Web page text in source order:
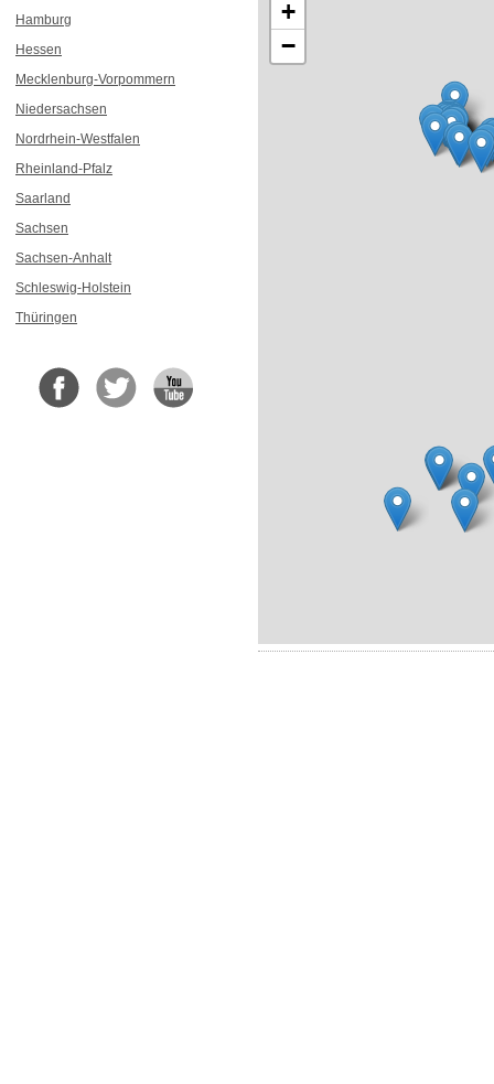
Hamburg
Hessen
Mecklenburg-Vorpommern
Niedersachsen
Nordrhein-Westfalen
Rheinland-Pfalz
Saarland
Sachsen
Sachsen-Anhalt
Schleswig-Holstein
Thüringen
+
−